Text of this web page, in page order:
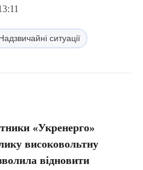
ситуації
«Укренерго»
високовольтну
відновити